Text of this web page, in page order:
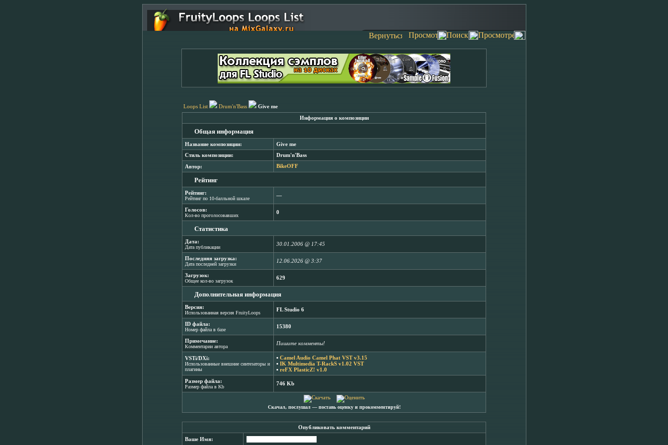
Loops List Drum'n'Bass Give me
Информация о композиции
Общая информация
Название композиции: Give me
Стиль композиции: Drum'n'Bass
Автор: BikeOFF
Рейтинг
Рейтинг:
Рейтинг по 10-балльной шкале
―
Голосов:
Кол-во проголосовавших
0
Статистика
Дата:
Дата публикации
30.01.2006 @ 17:45
Последняя загрузка:
Дата последней загрузки
12.06.2026 @ 3:37
Загрузок:
Общее кол-во загрузок
629
Дополнительная информация
Версия:
Использованная версия FruityLoops
FL Studio 6
ID файла:
Номер файла в базе
15380
Примечание:
Комментарии автора
Пишите комменты!
VSTi/DXi:
Использованные внешние синтезаторы и
плагины
▪ Camel Audio Camel Phat VST v3.15
▪ IK Multimedia T-RackS v1.02 VST
▪ reFX PlasticZ! v1.0
Размер файла:
Размер файла в Kb
746 Kb
Скачал, послушал ― поставь оценку и прокомментируй!
Опубликовать комментарий
Ваше Имя: